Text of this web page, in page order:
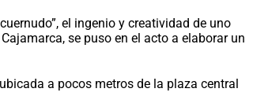
el ingenio y creatividad de uno
se puso en el acto a elaborar un
a pocos metros de la plaza central